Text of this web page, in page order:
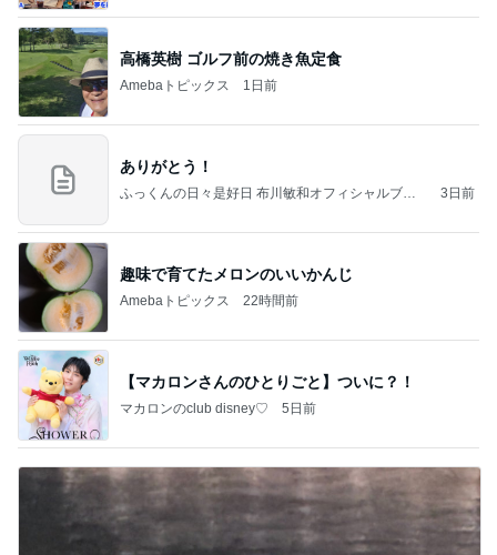
高橋英樹 ゴルフ前の焼き魚定食
Amebaトピックス 1日前
ありがとう！
ふっくんの日々是好日 布川敏和オフィシャルブロ
3日前
趣味で育てたメロンのいいかんじ
Amebaトピックス 22時間前
【マカロンさんのひとりごと】ついに？！
マカロンのclub disney♡ 5日前